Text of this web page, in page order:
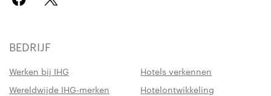
BEDRIJF
Werken bij IHG
Hotels verkennen
Wereldwijde IHG-merken
Hotelontwikkeling